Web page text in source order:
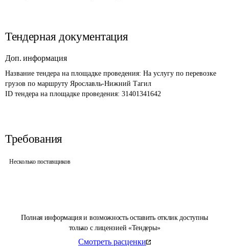
Полная информация и возможность оставить отклик доступны
только с лицензией «Тендеры»
Смотреть расценки
Тендерная документация
Доп. информация
Название тендера на площадке проведения: На услугу по перевозке
грузов по маршруту Ярославль-Нижний Тагил
ID тендера на площадке проведения: 31401341642
Требования
Несколько поставщиков